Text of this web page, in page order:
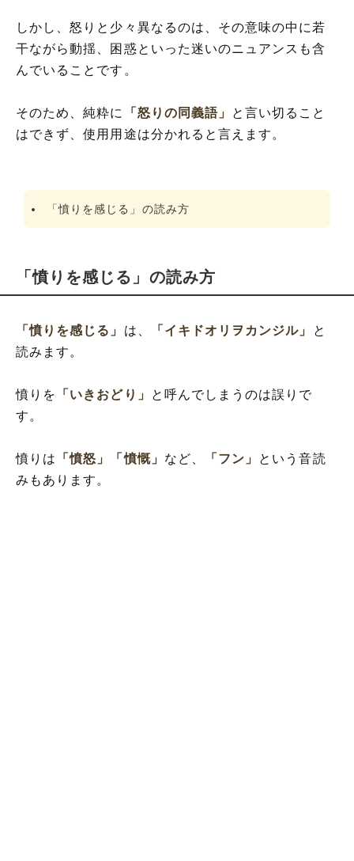
しかし、怒りと少々異なるのは、その意味の中に若
干ながら動揺、困惑といった迷いのニュアンスも含
んでいることです。
そのため、純粋に 「怒りの同義語」
と言い切ること
はできず、使用用途は分かれると言えます。
「憤りを感じる」の読み方
「憤りを感じる」の読み方
「憤りを感じる」 は、 「イキドオリヲカンジル」
と
読みます。
憤りを 「いきおどり」
と呼んでしまうのは誤りで
す。
憤りは 「憤怒」 「憤慨」 など、 「フン」
という音読
みもあります。